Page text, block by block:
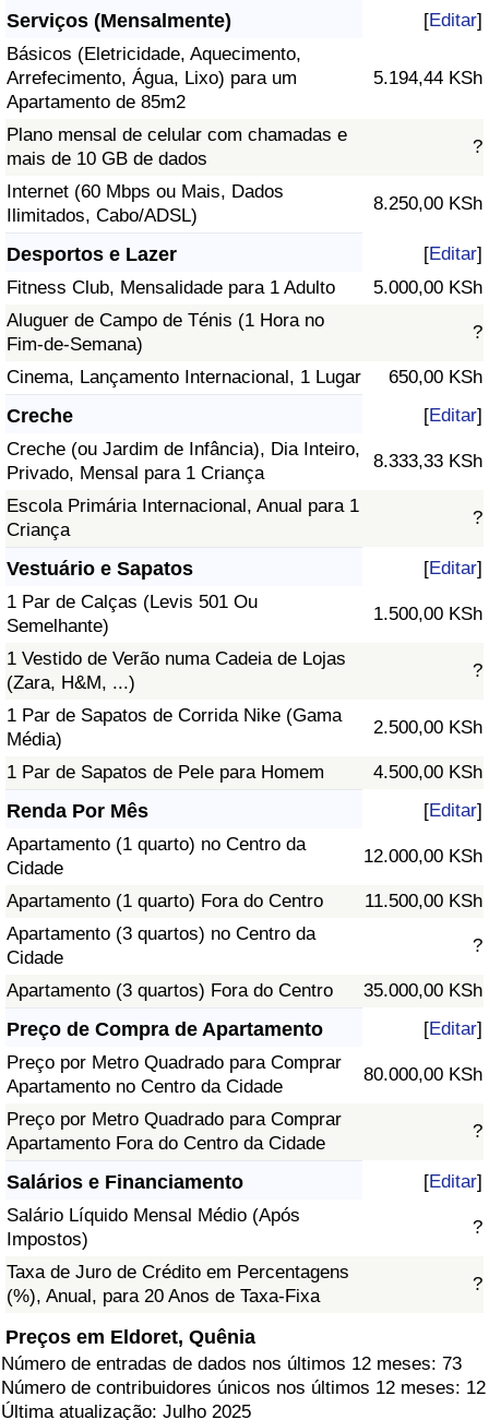
Serviços (Mensalmente) [Editar]
Básicos (Eletricidade, Aquecimento,
Arrefecimento, Água, Lixo) para um
Apartamento de 85m2
5.194,44 KSh
Plano mensal de celular com chamadas e
mais de 10 GB de dados
?
Internet (60 Mbps ou Mais, Dados
Ilimitados, Cabo/ADSL)
8.250,00 KSh
Desportos e Lazer [Editar]
Fitness Club, Mensalidade para 1 Adulto
5.000,00 KSh
Aluguer de Campo de Ténis (1 Hora no
Fim-de-Semana)
?
Cinema, Lançamento Internacional, 1 Lugar 650,00 KSh
Creche [Editar]
Creche (ou Jardim de Infância), Dia Inteiro,
Privado, Mensal para 1 Criança
8.333,33 KSh
Escola Primária Internacional, Anual para 1
Criança
?
Vestuário e Sapatos [Editar]
1 Par de Calças (Levis 501 Ou
Semelhante)
1.500,00 KSh
1 Vestido de Verão numa Cadeia de Lojas
(Zara, H&M, ...)
?
1 Par de Sapatos de Corrida Nike (Gama
Média)
2.500,00 KSh
1 Par de Sapatos de Pele para Homem 4.500,00 KSh
Renda Por Mês [Editar]
Apartamento (1 quarto) no Centro da
Cidade
12.000,00 KSh
Apartamento (1 quarto) Fora do Centro
11.500,00 KSh
Apartamento (3 quartos) no Centro da
Cidade
?
Apartamento (3 quartos) Fora do Centro 35.000,00 KSh
Preço de Compra de Apartamento [Editar]
Preço por Metro Quadrado para Comprar
Apartamento no Centro da Cidade
80.000,00 KSh
Preço por Metro Quadrado para Comprar
Apartamento Fora do Centro da Cidade
?
Salários e Financiamento [Editar]
Salário Líquido Mensal Médio (Após
Impostos)
?
Taxa de Juro de Crédito em Percentagens
(%), Anual, para 20 Anos de Taxa-Fixa
?
Preços em Eldoret, Quênia
Número de entradas de dados nos últimos 12 meses: 73
Número de contribuidores únicos nos últimos 12 meses: 12
Última atualização: Julho 2025